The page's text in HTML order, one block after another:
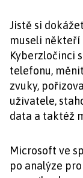
Jistě si
museli někteří
Kyberzločinci
telefonu,
zvuky,
uživatele,
data a taktéž
Microsoft ve
po analýze